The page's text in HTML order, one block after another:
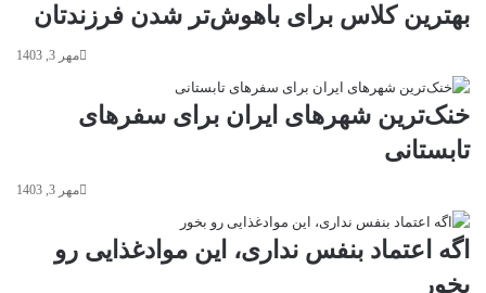
بهترین کلاس برای باهوش‌تر شدن فرزندتان
مهر 3, 1403
خنک‌ترین شهرهای ایران برای سفرهای
تابستانی
مهر 3, 1403
اگه اعتماد بنفس نداری، این موادغذایی رو
بخور